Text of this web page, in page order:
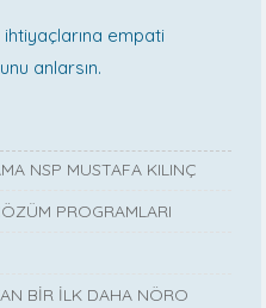
ihtiyaçlarına empati
anlarsın.
NSP MUSTAFA KILINÇ
PROGRAMLARI
BİR İLK DAHA NÖRO